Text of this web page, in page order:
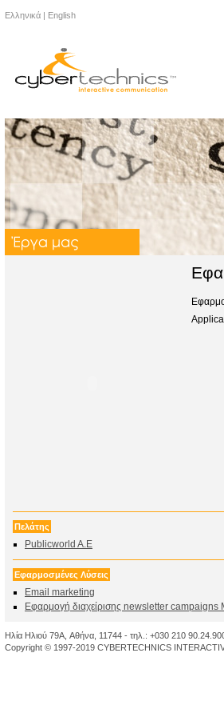
Ελληνικά | English
Πελάτης
Publicworld A.E
Εφαρμοσμένες Λύσεις
Email marketing
Εφαρμογή διαχείρισης newsletter
Ηλία Ηλιού 79A, Αθήνα, 11744 - τηλ.: +030 210
Copyright © 1997-2019 CYBERTECHNICS